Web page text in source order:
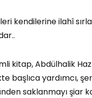
kendilerine ilahî
kitap, Abdülhalik
başlıca yardımcı,
saklanmayı şiar